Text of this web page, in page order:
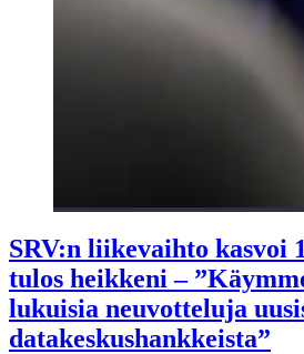
SRV:n liikevaihto kasvoi
tulos heikkeni –
lukuisia neuvotteluja
datakeskushankkeista”